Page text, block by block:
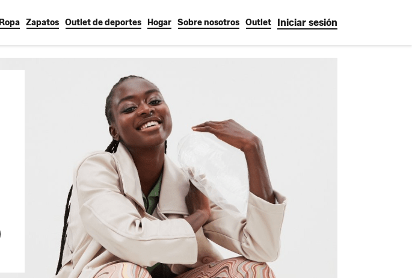
Ropa Zapatos Outlet de deportes Hogar Sobre nosotros Outlet Iniciar sesión